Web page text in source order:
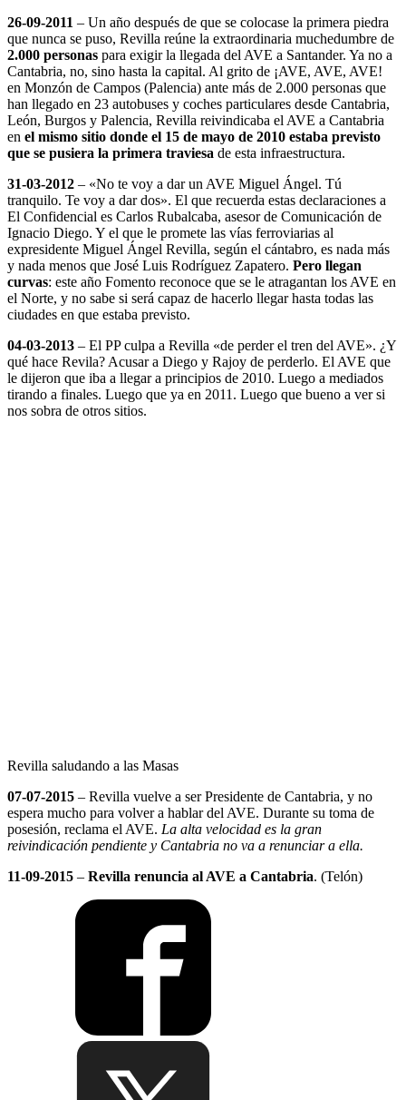
26-09-2011 – Un año después de que se colocase la primera piedra
que nunca se puso, Revilla reúne la extraordinaria muchedumbre de
2.000 personas para exigir la llegada del AVE a Santander. Ya no a
Cantabria, no, sino hasta la capital. Al grito de ¡AVE, AVE, AVE!
en Monzón de Campos (Palencia) ante más de 2.000 personas que
han llegado en 23 autobuses y coches particulares desde Cantabria,
León, Burgos y Palencia, Revilla reivindicaba el AVE a Cantabria
en el mismo sitio donde el 15 de mayo de 2010 estaba previsto
que se pusiera la primera traviesa de esta infraestructura.
31-03-2012 – «No te voy a dar un AVE Miguel Ángel. Tú
tranquilo. Te voy a dar dos». El que recuerda estas declaraciones a
El Confidencial es Carlos Rubalcaba, asesor de Comunicación de
Ignacio Diego. Y el que le promete las vías ferroviarias al
expresidente Miguel Ángel Revilla, según el cántabro, es nada más
y nada menos que José Luis Rodríguez Zapatero. Pero llegan
curvas: este año Fomento reconoce que se le atragantan los AVE en
el Norte, y no sabe si será capaz de hacerlo llegar hasta todas las
ciudades en que estaba previsto.
04-03-2013 – El PP culpa a Revilla «de perder el tren del AVE». ¿Y
qué hace Revila? Acusar a Diego y Rajoy de perderlo. El AVE que
le dijeron que iba a llegar a principios de 2010. Luego a mediados
tirando a finales. Luego que ya en 2011. Luego que bueno a ver si
nos sobra de otros sitios.
Revilla saludando a las Masas
07-07-2015 – Revilla vuelve a ser Presidente de Cantabria, y no
espera mucho para volver a hablar del AVE. Durante su toma de
posesión, reclama el AVE. La alta velocidad es la gran
reivindicación pendiente y Cantabria no va a renunciar a ella.
11-09-2015 – Revilla renuncia al AVE a Cantabria. (Telón)